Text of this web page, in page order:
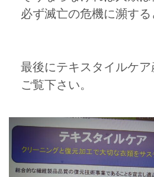
必ず滅亡の危機に瀕する
最後にテキスタイルケ
ご覧下さい。